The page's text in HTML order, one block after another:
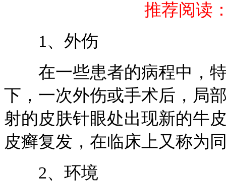
推荐阅读
1、外伤
在一些患者的病程中，特
下，一次外伤或手术后，局
射的皮肤针眼处出现新的牛
皮癣复发，在临床上又称为
2、环境